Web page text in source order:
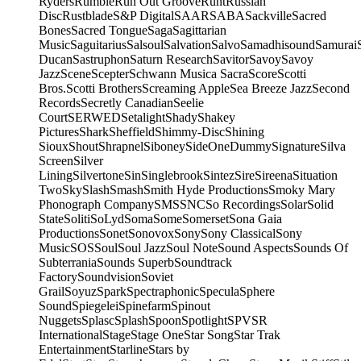
DiscRustbladeS&P DigitalSAARSABASackvilleSacred
BonesSacred TongueSagaSagittarian
MusicSaguitariusSalsoulSalvationSalvoSamadhisoundSamurai
DucanSastruphonSaturn ResearchSavitorSavoySavoy
JazzSceneScepterSchwann Musica SacraScoreScotti
Bros.Scotti BrothersScreaming AppleSea Breeze JazzSecond
RecordsSecretly CanadianSeelie
CourtSERWEDSetalightShadyShakey
PicturesSharkSheffieldShimmy-DiscShining
SiouxShoutShrapnelSiboneySideOneDummySignatureSilva
ScreenSilver
LiningSilvertoneSinSinglebrookSintezSireSireenaSituation
TwoSkySlashSmashSmith Hyde ProductionsSmoky Mary
Phonograph CompanySMSSNCSo RecordingsSolarSolid
StateSolitiSoLydSomaSomeSomersetSona Gaia
ProductionsSonetSonovoxSonySony ClassicalSony
MusicSOSSoulSoul JazzSoul NoteSound AspectsSounds Of
SubterraniaSounds SuperbSoundtrack
FactorySoundvisionSoviet
GrailSoyuzSparkSpectraphonicSpeculaSphere
SoundSpiegeleiSpinefarmSpinout
NuggetsSplascSplashSpoonSpotlightSPVSR
InternationalStageStage OneStar SongStar Trak
EntertainmentStarlineStars by